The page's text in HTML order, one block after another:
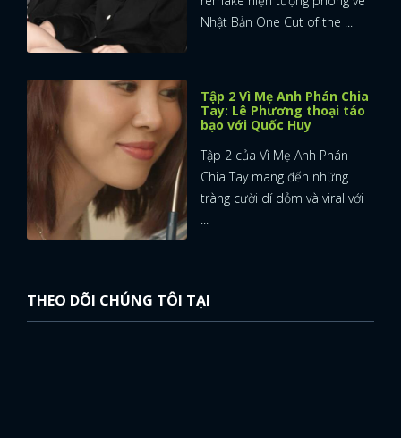
Nhật Bản One Cut of the ...
Tập 2 Vì Mẹ Anh Phán Chia
Tay: Lê Phương thoại táo
bạo với Quốc Huy
Tập 2 của Vì Mẹ Anh Phán
Chia Tay mang đến những
tràng cười dí dỏm và viral với
THEO DÕI CHÚNG TÔI TẠI